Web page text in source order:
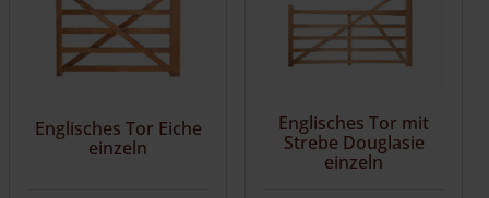
Englisches Tor Eiche
einzeln
Englisches Tor mit
Strebe Douglasie
einzeln